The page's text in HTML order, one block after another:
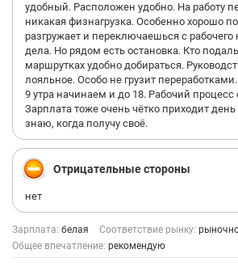
удобный. Расположен удобно. На работу
никакая физнагрузка. Особенно хорошо
разгружает и переключаешься с рабочего
дела. Но рядом есть остановка. Кто
маршрутках удобно добираться.
лояльное. Особо не грузит
9 утра начинаем и до 18. Рабочий процесс
Зарплата тоже очень чётко приходит день
знаю, когда получу своё.
Отрицательные стороны
нет
Зарплата: белая Соответствие рынку:
Общее впечатление: рекомендую